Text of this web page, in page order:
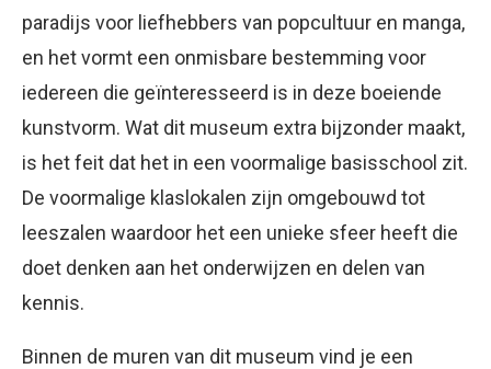
paradijs voor liefhebbers van popcultuur en manga,
en het vormt een onmisbare bestemming voor
iedereen die geïnteresseerd is in deze boeiende
kunstvorm. Wat dit museum extra bijzonder maakt,
is het feit dat het in een voormalige basisschool zit.
De voormalige klaslokalen zijn omgebouwd tot
leeszalen waardoor het een unieke sfeer heeft die
doet denken aan het onderwijzen en delen van
kennis.
Binnen de muren van dit museum vind je een